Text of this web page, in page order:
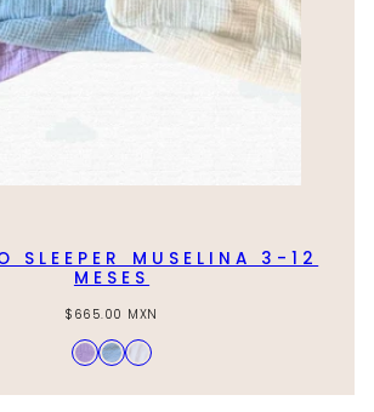
SLEEPER MUSELINA 3-12
MESES
Regular
$665.00 MXN
Available
in
LilaAzul Hueso